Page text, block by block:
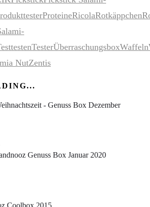
ProteineRicolaRotkäppchen
testenTesterÜberraschungsboxWaffeln
NutZentis